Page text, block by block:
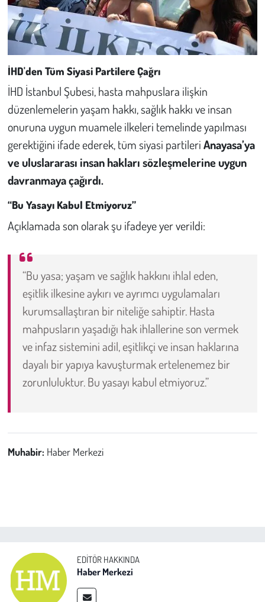
İHD'den Tüm Siyasi Partilere Çağrı
İHD İstanbul Şubesi, hasta mahpuslara ilişkin
düzenlemelerin yaşam hakkı, sağlık hakkı ve insan
onuruna uygun muamele ilkeleri temelinde yapılması
gerektiğini ifade ederek, tüm siyasi partileriAnayasa’ya
ve uluslararası insan hakları sözleşmelerine uygun
davranmaya çağırdı.
“Bu Yasayı Kabul Etmiyoruz”
Açıklamada son olarak şu ifadeye yer verildi:
“Bu yasa; yaşam ve sağlık hakkını ihlal eden,
eşitlik ilkesine aykırı ve ayrımcı uygulamaları
kurumsallaştıran bir niteliğe sahiptir. Hasta
mahpusların yaşadığı hak ihlallerine son vermek
ve infaz sistemini adil, eşitlikçi ve insan haklarına
dayalı bir yapıya kavuşturmak ertelenemez bir
zorunluluktur. Bu yasayı kabul etmiyoruz.”
Muhabir: Haber Merkezi
EDITÖR HAKKINDA
Haber Merkezi